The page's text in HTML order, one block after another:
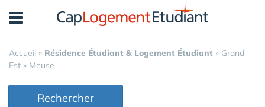
Accueil » Résidence Étudiant & Logement Étudiant » Grand
Est » Meuse
Rechercher